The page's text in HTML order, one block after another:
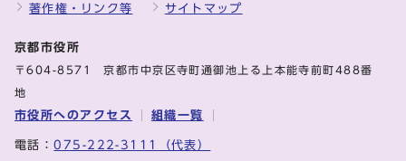
著作権・リンク等 サイトマップ
京都市役所
〒604-8571 京都市中京区寺町通御池上る上本能寺前町488番
地
市役所へのアクセス 組織一覧
電話：075-222-3111（代表）